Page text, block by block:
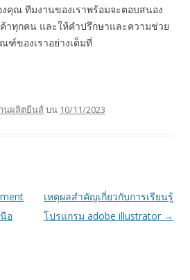
คุณ ทีมงานของเราพร้อมจะตอบสนอง
าทุกคน และให้คำปรึกษาและความช่วย
ฑ์ของเราอย่างเต็มที่
นผลิตยีนส์บน 10/11/2023
อ
เหตุผลสำคัญเกี่ยวกับการเรียนรู้
โปรแกรม adobe illustrator →